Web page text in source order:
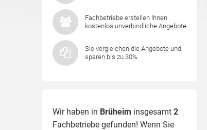
Fachbetriebe erstellen Ihnen
kostenlos unverbindliche Angebote
Sie vergleichen die Angebote und
sparen bis zu 30%
Wir haben in Brüheim insgesamt 2
Fachbetriebe gefunden! Wenn Sie